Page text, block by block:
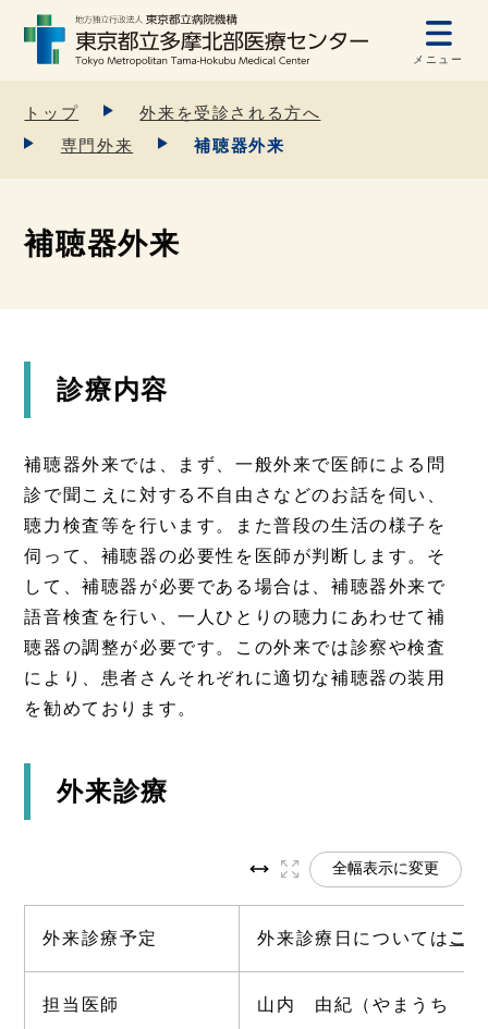
メニュー
トップ
外来を受診される方へ
専門外来
補聴器外来
補聴器外来
診療内容
補聴器外来では、まず、一般外来で医師による問
診で聞こえに対する不自由さなどのお話を伺い、
聴力検査等を行います。また普段の生活の様子を
伺って、補聴器の必要性を医師が判断します。そ
して、補聴器が必要である場合は、補聴器外来で
語音検査を行い、一人ひとりの聴力にあわせて補
聴器の調整が必要です。この外来では診察や検査
により、患者さんそれぞれに適切な補聴器の装用
を勧めております。
外来診療
全幅表示に変更
外来診療予定 外来診療日については こ
担当医師 山内 由紀（やまうち ゆ